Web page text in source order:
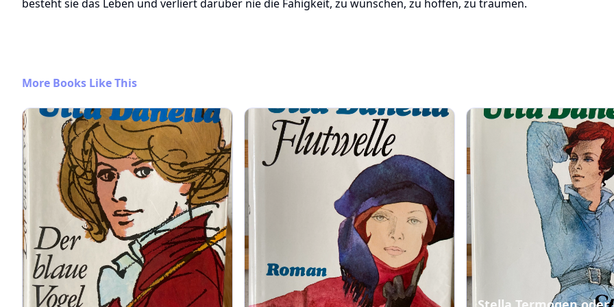
besteht sie das Leben und verliert darüber nie die Fähigkeit, zu wünschen, zu hoffen, zu träumen.
More Books Like This